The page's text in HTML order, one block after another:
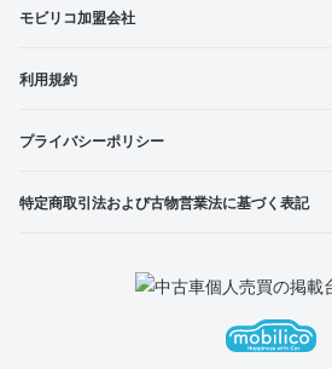
モビリコ加盟会社
利用規約
プライバシーポリシー
特定商取引法および古物営業法に基づく表記